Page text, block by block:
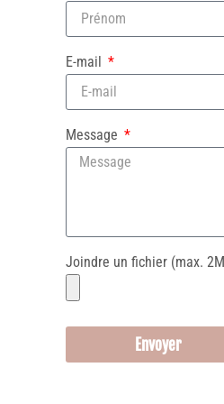
E-mail
Message
Joindre un fichier (max.
Envoyer